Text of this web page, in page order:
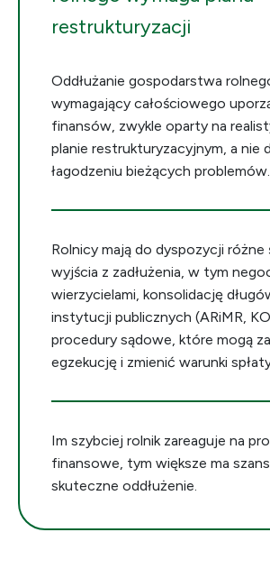
restrukturyzacji
Oddłużanie gospodarstwa
wymagający całościowego
finansów, zwykle oparty na
planie restrukturyzacyjnym, a nie
łagodzeniu bieżących problemów.
Rolnicy mają do dyspozycji różne
wyjścia z zadłużenia, w tym
wierzycielami, konsolidację
instytucji publicznych (ARiMR,
procedury sądowe, które mogą
egzekucję i zmienić warunki
Im szybciej rolnik zareaguje na
finansowe, tym większe ma
skuteczne oddłużenie.